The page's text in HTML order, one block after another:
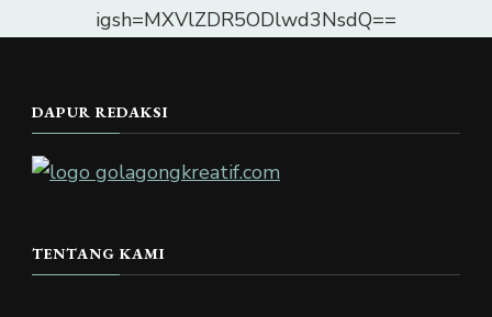
igsh=MXVlZDR5ODlwd3NsdQ==
DAPUR REDAKSI
TENTANG KAMI